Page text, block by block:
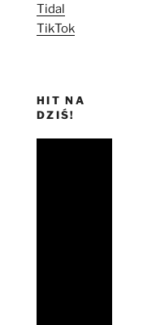
Tidal
TikTok
HIT NA
DZIŚ!